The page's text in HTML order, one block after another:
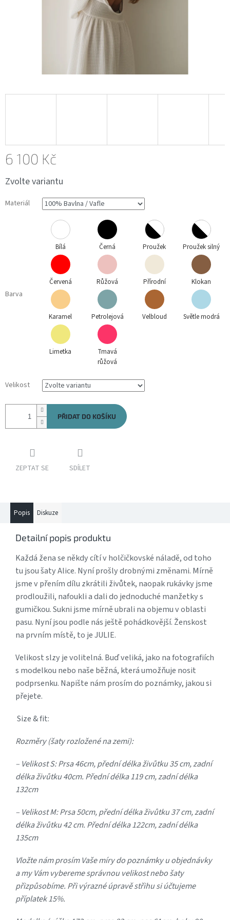
6 100 Kč
cena:
Zvolte variantu
Materiál
Barva
Bílá Černá Proužek Proužek silný
Červená Růžová Přírodní Klokan
Karamel Petrolejová Velbloud Světle modrá
Limetka
Tmavá
růžová
Velikost
PŘIDAT DO KOŠÍKU
ZEPTAT SE SDÍLET
Popis Diskuze
Detailní popis produktu
Každá žena se někdy cítí v holčičkovské náladě, od toho
tu jsou šaty Alice. Nyní prošly drobnými změnami. Mírně
jsme v přením dílu zkrátili živůtek, naopak rukávky jsme
prodloužili, nafoukli a dali do jednoduché manžetky s
gumičkou. Sukni jsme mírně ubrali na objemu v oblasti
pasu. Nyní jsou podle nás ještě pohádkovější. Ženskost
na prvním místě, to je JULIE.
Velikost slzy je volitelná. Buď veliká, jako na fotografiích
s modelkou nebo naše běžná, která umožňuje nosit
podprsenku. Napište nám prosím do poznámky, jakou si
přejete.
Size & fit:
Rozměry (šaty rozložené na zemi):
– Velikost S: Prsa 46cm, přední délka živůtku 35 cm, zadní
délka živůtku 40cm. Přední délka 119 cm, zadní délka
132cm
– Velikost M: Prsa 50cm, přední délka živůtku 37 cm, zadní
délka živůtku 42 cm. Přední délka 122cm, zadní délka
135cm
Vložte nám prosím Vaše míry do poznámky u objednávky
a my Vám vybereme správnou velikost nebo šaty
přizpůsobíme. Při výrazné úpravě střihu si účtujeme
příplatek 15%.